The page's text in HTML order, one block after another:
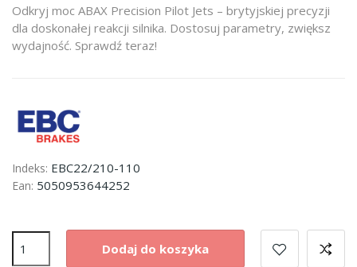
Odkryj moc ABAX Precision Pilot Jets – brytyjskiej precyzji
dla doskonałej reakcji silnika. Dostosuj parametry, zwiększ
wydajność. Sprawdź teraz!
Indeks: EBC22/210-110
Ean: 5050953644252
Dodaj do koszyka